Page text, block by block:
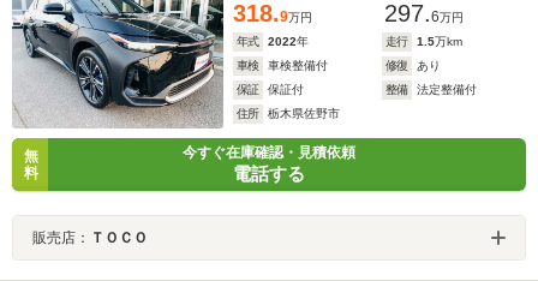
318.9万円 297.6万円
年式
2022年 走行 1.5万km
車検
車検整備付 修復
あり
保証
保証付 整備
法定整備付
住所
栃木県佐野市
無
料
今すぐ在庫確認・見積依頼
電話する
販売店： ＴＯＣＯ